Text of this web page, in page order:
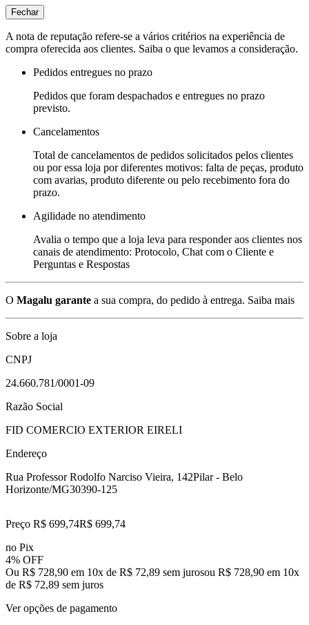
Fechar
A nota de reputação refere-se a vários critérios na experiência de
compra oferecida aos clientes. Saiba o que levamos a consideração.
Pedidos entregues no prazo
Pedidos que foram despachados e entregues no prazo
previsto.
Cancelamentos
Total de cancelamentos de pedidos solicitados pelos clientes
ou por essa loja por diferentes motivos: falta de peças, produto
com avarias, produto diferente ou pelo recebimento fora do
prazo.
Agilidade no atendimento
Avalia o tempo que a loja leva para responder aos clientes nos
canais de atendimento: Protocolo, Chat com o Cliente e
Perguntas e Respostas
O Magalu garante a sua compra, do pedido à entrega. Saiba mais
Sobre a loja
CNPJ
24.660.781/0001-09
Razão Social
FID COMERCIO EXTERIOR EIRELI
Endereço
Rua Professor Rodolfo Narciso Vieira, 142Pilar - Belo
Horizonte/MG30390-125
Preço R$ 699,74R$ 699,74
no Pix
4% OFF
Ou R$ 728,90 em 10x de R$ 72,89 sem jurosou R$ 728,90 em 10x
de R$ 72,89 sem juros
Ver opções de pagamento